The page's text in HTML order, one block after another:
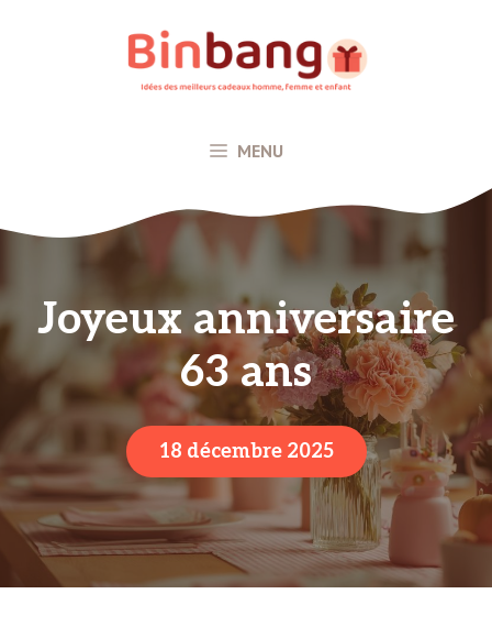
MENU
Joyeux anniversaire
63 ans
18 décembre 2025